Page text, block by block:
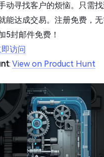
动寻找客户的烦恼。只需找
能达成交易。注册免费，
5封邮件免费！
即访问
: View on Product Hunt